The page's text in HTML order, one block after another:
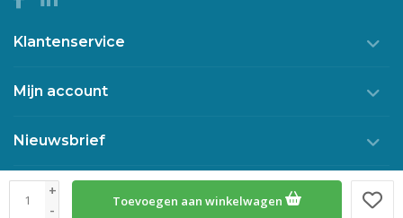
+
-
Toevoegen aan winkelwagen
Klantenservice
Mijn account
Nieuwsbrief
© Copyright 2026 Crosspoint